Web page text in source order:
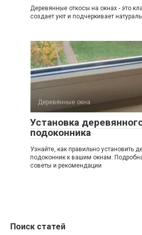
Деревянные откосы на окнах - это
создает уют и подчеркивает
Деревянные окна
Установка
подоконника
Узнайте, как правильно установить
подоконник к вашим окнам.
советы и рекомендации
Поиск статей